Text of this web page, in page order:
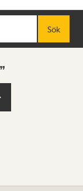
Sök